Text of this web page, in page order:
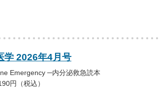
学 2026年4月号
Emergency ─内分泌救急読本
円（税込）